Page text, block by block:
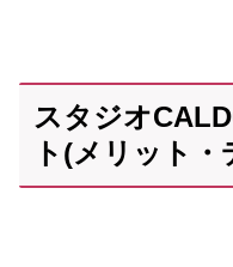
スタジオ
ト(メリット